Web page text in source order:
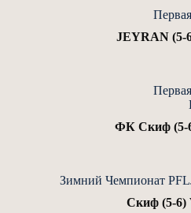
JEYRAN (5-
ФК Скиф (5-
Зимний Чемпионат
Скиф (5-6)